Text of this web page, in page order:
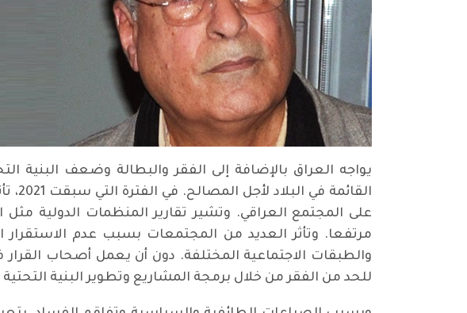
يواجه العراق بالإضافة إلى الفقر والبطالة وضعف البنية
على المجتمع العراقي. وتشير تقارير المنظمات الدولية مثل
مرتفعا. وتأثر العديد من المجتمعات بسبب عدم
والطبقات الاجتماعية المختلفة. دون أن يعمل أصحاب
للحد من الفقر من خلال برمجة المشاريع وتطوير البنية